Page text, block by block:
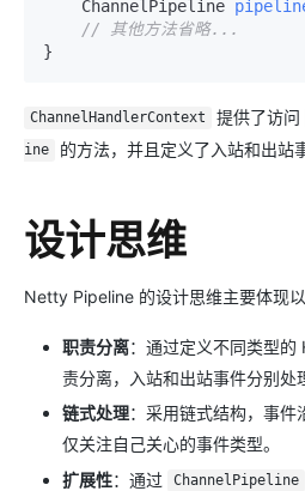
    ChannelPipeline
// 其他方法省略...
ChannelHandlerContext 提供了访问
ine
的方法，并且定义了入站和出站
设计思维
Netty Pipeline 的设计思维主要体现以
职责分离：通过定义不同类型
责分离，入站和出站事件分别处
链式处理：采用链式结构，事件
仅关注自己关心的事件类型。
扩展性：通过 ChannelPipeline